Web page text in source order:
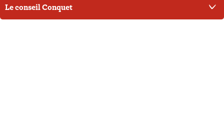
Le conseil Conquet